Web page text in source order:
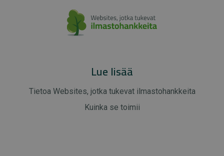
Lue lisää
Tietoa Websites, jotka tukevat ilmastohankkeita
Kuinka se toimii